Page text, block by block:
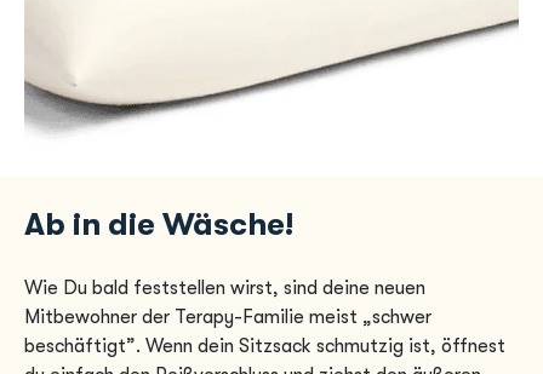
Ab in die Wäsche!
Wie Du bald feststellen wirst, sind deine neuen
Mitbewohner der Terapy-Familie meist „schwer
beschäftigt”. Wenn dein Sitzsack schmutzig ist, öffnest